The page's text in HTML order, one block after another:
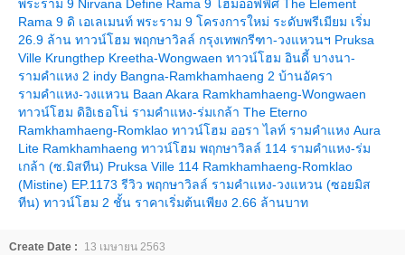
พระราม 9 Nirvana Define Rama 9 ฮมออฟฟิศ The Element
Rama 9 ดิ เอเลเมนท์ พระราม 9 โครงการใหม่ ระดับพรีเมียม เริ่ม
26.9 ล้าน ทาวน์โฮม พฤกษาวิลล์ กรุงเทพกรีฑา-วงแหวนฯ Pruksa
Ville Krungthep Kreetha-Wongwaen ทาวน์โฮม อินดี้ บางนา-
รามคำแหง 2 indy Bangna-Ramkhamhaeng 2 บ้านอัครา
รามคำแหง-วงแหวน Baan Akara Ramkhamhaeng-Wongwaen
ทาวน์โฮม ดิอิเธอโน่ รามคำแหง-ร่มเกล้า The Eterno
Ramkhamhaeng-Romklao ทาวน์โฮม ออรา ไลท์ รามคำแหง Aura
Lite Ramkhamhaeng ทาวน์โฮม พฤกษาวิลล์ 114 รามคำแหง-ร่ม
เกล้า (ซ.มิสทีน) Pruksa Ville 114 Ramkhamhaeng-Romklao
(Mistine) EP.1173 รีวิว พฤกษาวิลล์ รามคำแหง-วงแหวน (ซอยมิส
ทีน) ทาวน์โฮม 2 ชั้น ราคาเริ่มต้นเพียง 2.66 ล้านบาท
Create Date :
13 เมษายน 2563